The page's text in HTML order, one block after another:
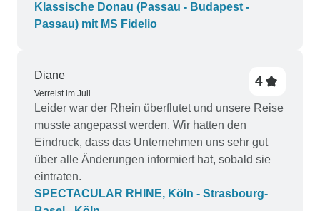
Klassische Donau (Passau - Budapest -
Passau) mit MS Fidelio
Diane
Verreist im Juli
4
Leider war der Rhein überflutet und unsere Reise
musste angepasst werden. Wir hatten den
Eindruck, dass das Unternehmen uns sehr gut
über alle Änderungen informiert hat, sobald sie
eintraten.
SPECTACULAR RHINE, Köln - Strasbourg-